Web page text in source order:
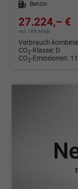
Kraftstoff
Benzin
27.224,– €
incl. 19% MwSt.
Verbrauch
CO2-Klasse: D
CO2-Emissionen: